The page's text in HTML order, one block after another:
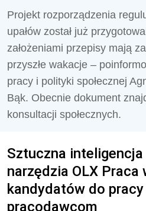
Projekt rozporządzenia
upałów został już
założeniami przepisy mają
przyszłe wakacje –
pracy i polityki społecznej
Bąk. Obecnie dokument
konsultacji społecznych.
Sztuczna
narzędzia OLX Praca
kandydatów do
pracodawcom